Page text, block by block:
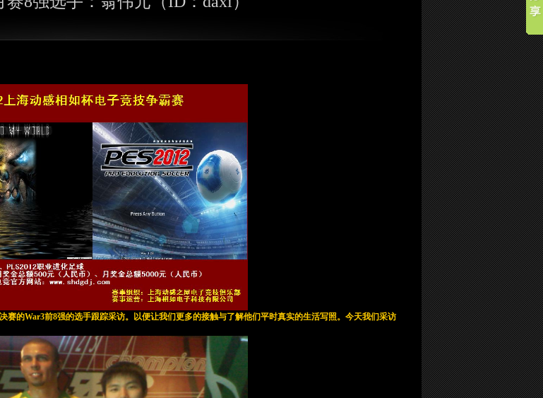
赛的War3前8强的选手跟踪采访。以便让我们更多的接触与了解他们平时真实的生活写照。今天我们采访